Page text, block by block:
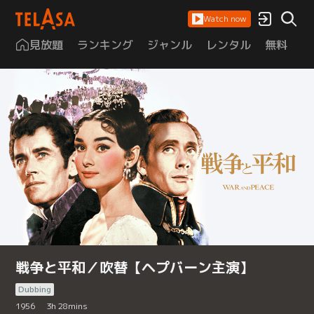
Watch now
見放題 ランキング ジャンル レンタル 無料
戦争と平和／吹替【ヘプバーン主演】
Dubbing
1956
3h 28mins